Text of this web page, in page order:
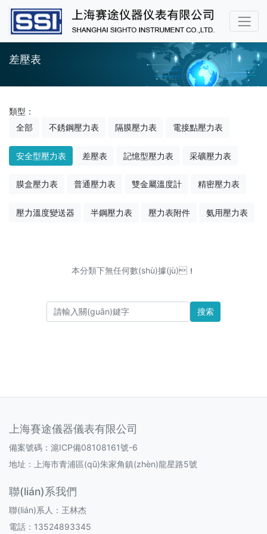
差壓表
類型：
全部
不銹鋼壓力表 隔膜壓力表 電接點壓力表
安全型壓力表 差壓表 記憶型壓力表 采礦壓力表
膜盒壓力表 普通壓力表 雙金屬溫度計 精密壓力表
壓力溫度變送器 半鋼壓力表 壓力表附件 氨用壓力表
本分類下無任何數(shù)據(jù)！
搜索
上海賽途儀器儀表有限公司
備案號碼： 滬ICP備08108161號-6
地址：上海市青浦區(qū)朱家角鎮(zhèn)龍星路5號
聯(lián)系我們
聯(lián)系人：王林杰
電話：13524893345